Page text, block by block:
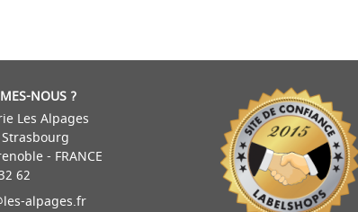
NOUS ?
Les Alpages
- FRANCE
62
alpages.fr